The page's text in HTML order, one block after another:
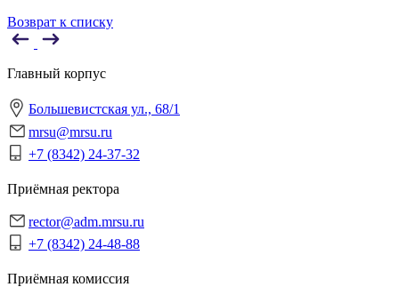
Возврат к списку
Главный корпус
Большевистская ул., 68/1
mrsu@mrsu.ru
+7 (8342) 24-37-32
Приёмная ректора
rector@adm.mrsu.ru
+7 (8342) 24-48-88
Приёмная комиссия